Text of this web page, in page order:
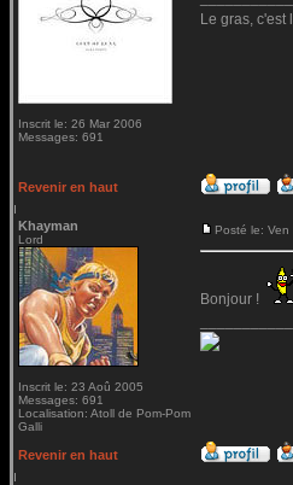
Inscrit le: 26 Mar 2006
Messages: 691
Le gras, c'est
Revenir en haut
Khayman
Lord
Inscrit le: 23 Aoû 2005
Messages: 691
Localisation: Atoll de Pom-Pom
Galli
Posté le:
Bonjour !
Revenir en haut